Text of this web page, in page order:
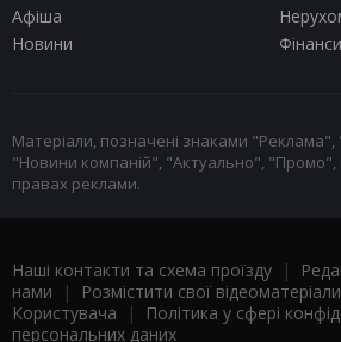
Афіша
Новини
Фінанси
Матеріали, позначені знаками
"Новини компаній", "Актуально", "Промо",
правах реклами.
Наші контакти та схема проїзду |
нами | Розмістити свої відеоматеріали
Користувача |
Політика у сфері
персональних даних